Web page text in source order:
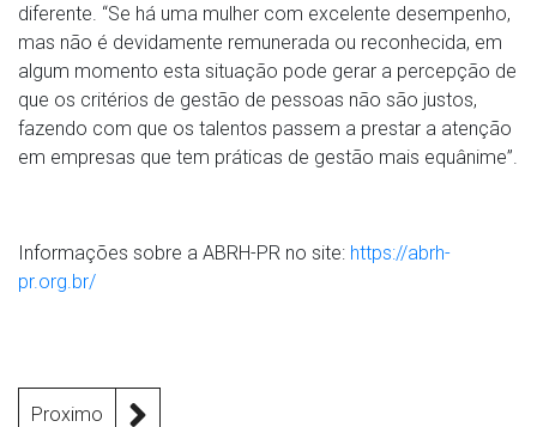
diferente. “Se há uma mulher com excelente desempenho,
mas não é devidamente remunerada ou reconhecida, em
algum momento esta situação pode gerar a percepção de
que os critérios de gestão de pessoas não são justos,
fazendo com que os talentos passem a prestar a atenção
em empresas que tem práticas de gestão mais equânime”.
Informações sobre a ABRH-PR no site: https://abrh-
pr.org.br/
Proximo